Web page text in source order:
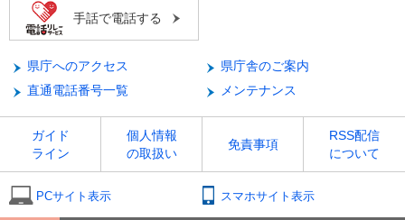
手話で電話する
県庁へのアクセス
県庁舎のご案内
直通電話番号一覧
メンテナンス
ガイド
ライン
個人情報
の取扱い
免責事項
RSS配信
について
PCサイト表示 スマホサイト表示